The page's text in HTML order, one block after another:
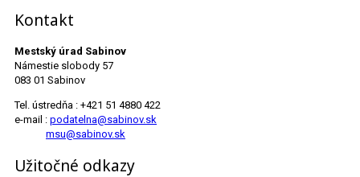
Kontakt
Mestský úrad Sabinov
Námestie slobody 57
083 01 Sabinov
Tel. ústredňa : +421 51 4880 422
e-mail : podatelna@sabinov.sk
msu@sabinov.sk
Užitočné odkazy